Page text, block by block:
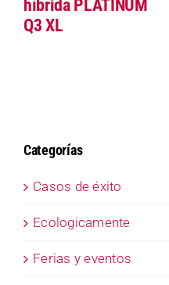
híbrida PLATINUM
Q3 XL
Categorías
Casos de éxito
Ecologicamente
Ferias y eventos